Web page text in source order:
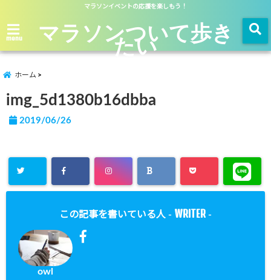
マラソンイベントの応援を楽しもう！
menu マラソンついて歩き
たい
ホーム
img_5d1380b16dbba
2019/06/26
この記事を書いている人 - WRITER -
owl